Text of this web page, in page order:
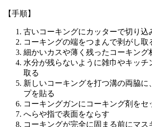
【手順】
古いコーキングにカッターで切り込
コーキングの端をつまんで剥がし取
細かいカスや薄く残ったコーキング
水分が残らないように雑巾やキッチ
取る
新しいコーキングを打つ溝の両脇に
プを貼る
コーキングガンにコーキング剤をセ
へらや指で表面をならす
コーキングが完全に固まる前にマス